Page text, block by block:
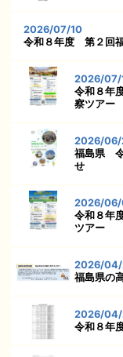
2026/07/10
令和８年度 第２回
2026/07/
令和８年
察ツアー
2026/06/
福島県 令
せ
2026/
令和８年
ツアー
2026/04/
福島県の
2026/
令和８年